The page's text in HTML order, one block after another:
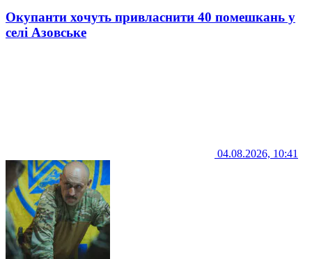
Окупанти хочуть привласнити 40 помешкань у
селі Азовське
04.08.2026, 10:41